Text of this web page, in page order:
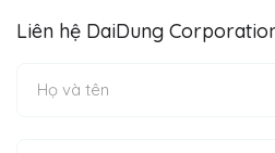
Liên hệ DaiDung